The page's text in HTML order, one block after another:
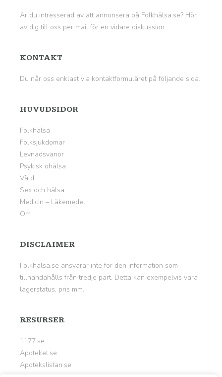
Är du intresserad av att annonsera på Folkhälsa.se? Hör
av dig till oss per mail för en vidare diskussion.
KONTAKT
Du når oss enklast via kontaktformuläret på följande sida.
HUVUDSIDOR
Folkhälsa
Folksjukdomar
Levnadsvanor
Psykisk ohälsa
Våld
Sex och hälsa
Medicin – Läkemedel
Om
DISCLAIMER
Folkhälsa.se ansvarar inte för den information som
tillhandahålls från tredje part. Detta kan exempelvis vara
lagerstatus, pris mm.
RESURSER
1177.se
Apoteket.se
Apotekslistan.se